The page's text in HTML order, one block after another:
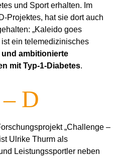
und Sport erhalten. Im
D-Projektes, hat sie dort auch
„Kaleido goes
ist ein telemedizinisches
und ambitionierte
mit Typ-1-Diabetes.
– D
„Challenge –
Ulrike Thurm als
Leistungssportler neben